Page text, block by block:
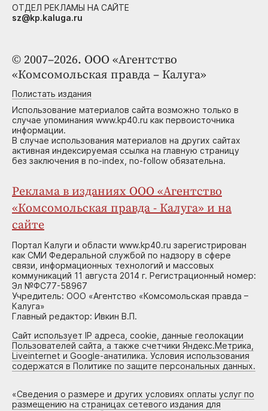
© 2007–2026. ООО «Агентство
«Комсомольская правда – Калуга»
Полистать издания
Использование материалов сайта возможно только в
случае упоминания www.kp40.ru как первоисточника
информации.
В случае использования материалов на других сайтах
активная индексируемая ссылка на главную страницу
без заключения в no-index, no-follow обязательна.
Реклама в изданиях ООО «Агентство
«Комсомольская правда - Калуга» и на
сайте
Портал Калуги и области www.kp40.ru зарегистрирован
как СМИ Федеральной службой по надзору в сфере
связи, информационных технологий и массовых
коммуникаций 11 августа 2014 г. Регистрационный номер:
Эл №ФС77-58967
Учредитель: ООО «Агентство «Комсомольская правда –
Калуга»
Главный редактор: Ивкин В.П.
Сайт использует IP адреса, cookie, данные геолокации
Пользователей сайта, а также счетчики Яндекс.Метрика,
Liveinternet и Google-анатилика. Условия использования
содержатся в Политике по защите персональных данных.
«Сведения о размере и других условиях оплаты услуг по
размещению на страницах сетевого издания для
ОТДЕЛ РЕКЛАМЫ НА САЙТЕ
sz@kp.kaluga.ru